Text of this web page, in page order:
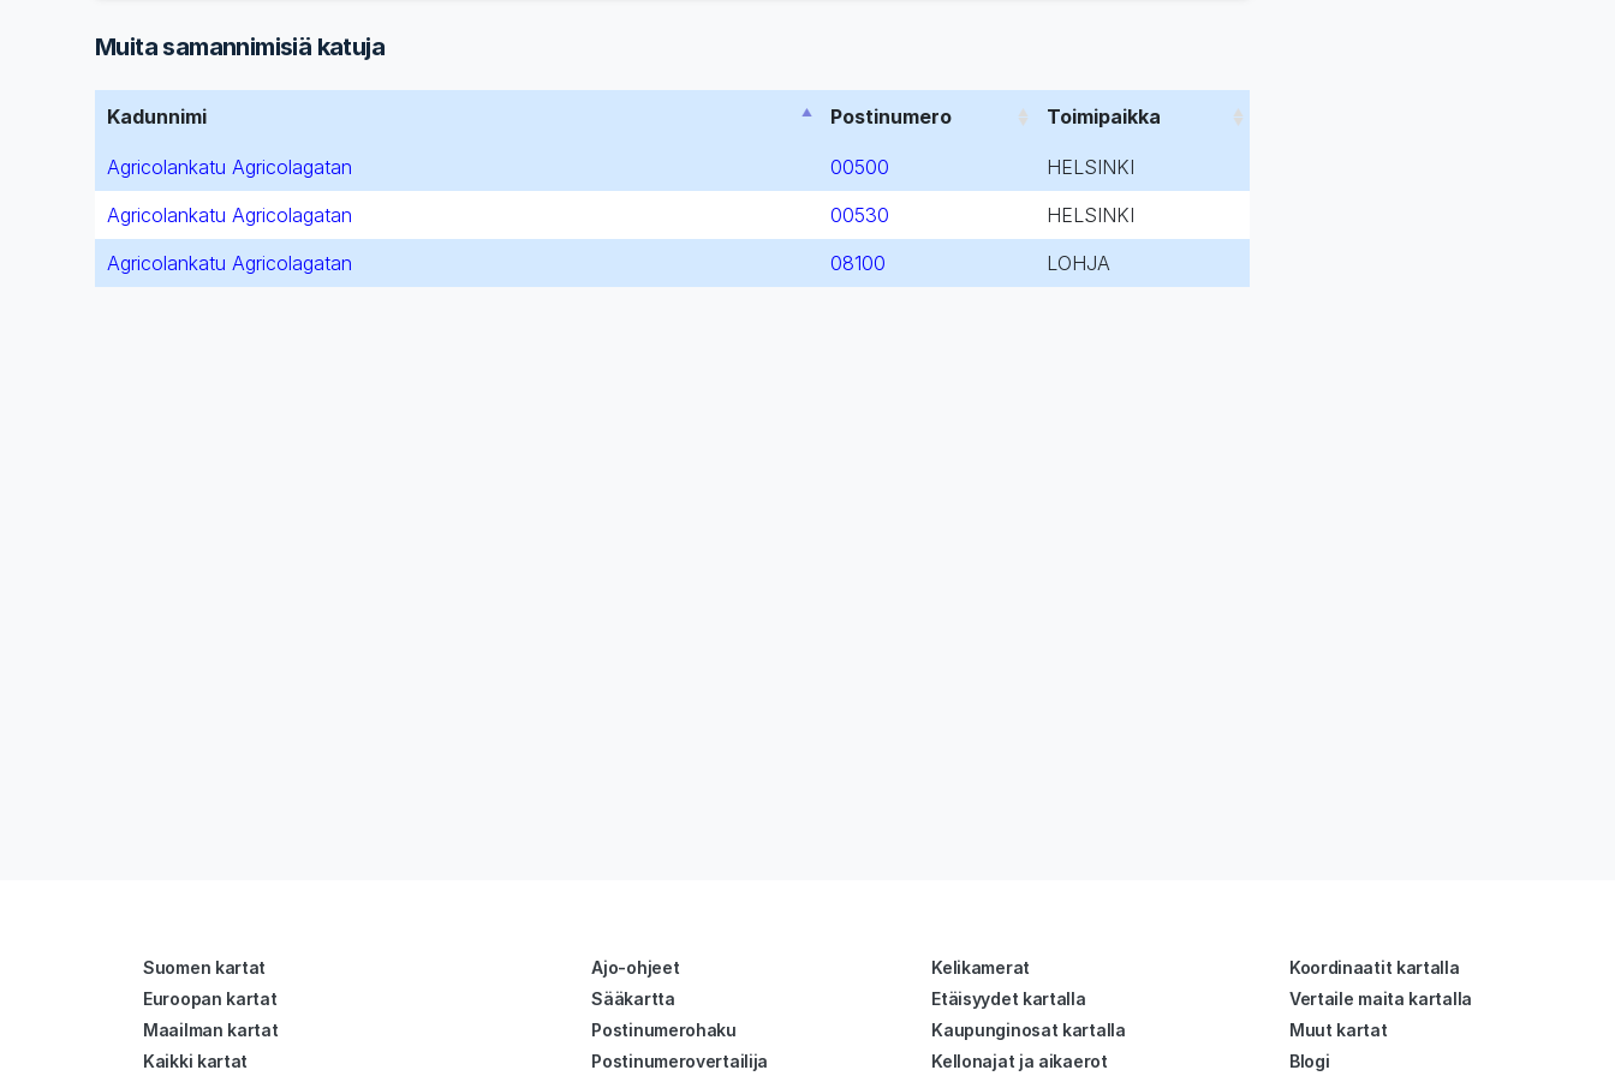
Muita samannimisiä katuja
Kadunnimi Postinumero Toimipaikka
Agricolankatu Agricolagatan 00500
HELSINKI
Agricolankatu Agricolagatan
00530
HELSINKI
Agricolankatu Agricolagatan
08100 LOHJA
Suomen kartat
Euroopan kartat
Maailman kartat
Kaikki kartat
Ajo-ohjeet
Sääkartta
Postinumerohaku
Postinumerovertailija
Kelikamerat
Etäisyydet kartalla
Kaupunginosat kartalla
Kellonajat ja aikaerot
Koordinaatit kartalla
Vertaile maita kartalla
Muut kartat
Blogi